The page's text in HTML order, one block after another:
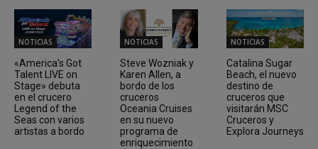
NOTICIAS
«America’s Got
Talent LIVE on
Stage» debuta
en el crucero
Legend of the
Seas con varios
artistas a bordo
NOTICIAS
Steve Wozniak y
Karen Allen, a
bordo de los
cruceros
Oceania Cruises
en su nuevo
programa de
enriquecimiento
NOTICIAS
Catalina Sugar
Beach, el nuevo
destino de
cruceros que
visitarán MSC
Cruceros y
Explora Journeys